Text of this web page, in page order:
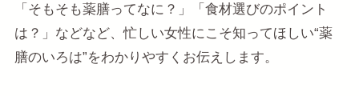
「そもそも薬膳ってなに？」「食材選びのポイント
は？」などなど、忙しい女性にこそ知ってほしい“薬
膳のいろは”をわかりやすくお伝えします。